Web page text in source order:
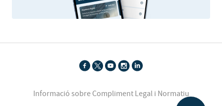
Informació sobre Compliment Legal i Normatiu